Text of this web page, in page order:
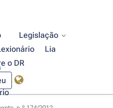
Legislação
Lia
o DR